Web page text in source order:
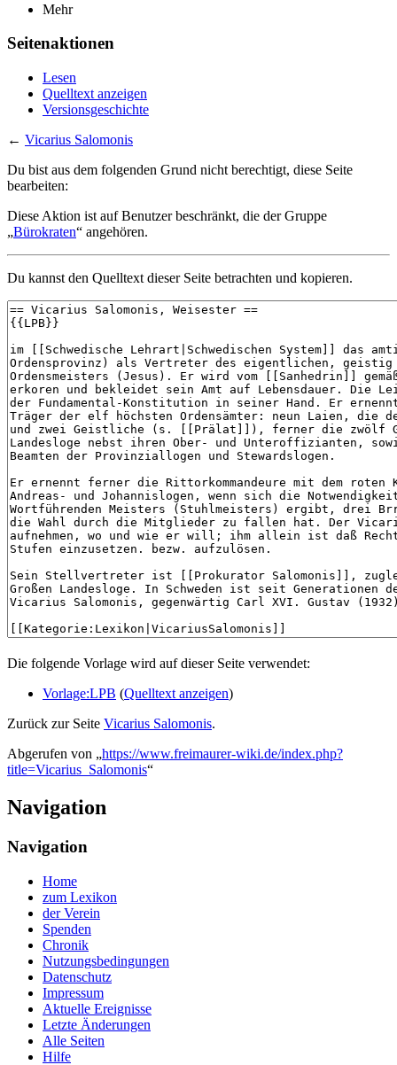
Mehr
Seitenaktionen
Lesen
Quelltext anzeigen
Versionsgeschichte
← Vicarius Salomonis
Du bist aus dem folgenden Grund nicht berechtigt, diese Seite
bearbeiten:
Diese Aktion ist auf Benutzer beschränkt, die der Gruppe
„Bürokraten“ angehören.
Du kannst den Quelltext dieser Seite betrachten und kopieren.
Die folgende Vorlage wird auf dieser Seite verwendet:
Vorlage:LPB (Quelltext anzeigen)
Zurück zur Seite Vicarius Salomonis.
Abgerufen von „https://www.freimaurer-wiki.de/index.php?
title=Vicarius_Salomonis“
Navigation
Navigation
Home
zum Lexikon
der Verein
Spenden
Chronik
Nutzungsbedingungen
Datenschutz
Impressum
Aktuelle Ereignisse
Letzte Änderungen
Alle Seiten
Hilfe